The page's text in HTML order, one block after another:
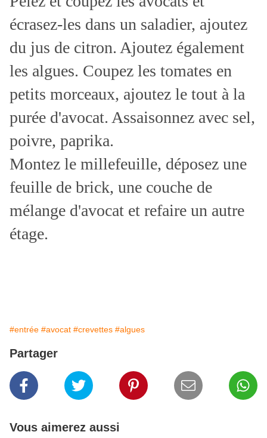
écrasez-les dans un saladier, ajoutez
du jus de citron. Ajoutez également
les algues. Coupez les tomates en
petits morceaux, ajoutez le tout à la
purée d'avocat. Assaisonnez avec sel,
poivre, paprika.
Montez le millefeuille, déposez une
feuille de brick, une couche de
mélange d'avocat et refaire un autre
étage.
#entrée #avocat #crevettes #algues
Partager
Vous aimerez aussi